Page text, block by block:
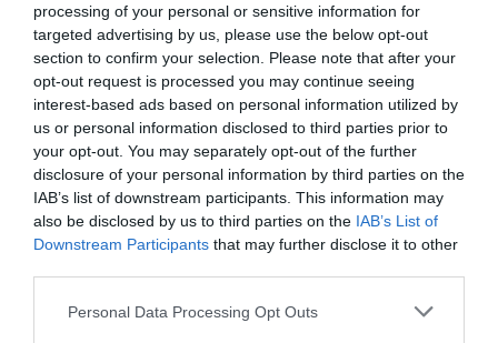
processing of your personal or sensitive information for
targeted advertising by us, please use the below opt-out
section to confirm your selection. Please note that after your
opt-out request is processed you may continue seeing
interest-based ads based on personal information utilized by
us or personal information disclosed to third parties prior to
your opt-out. You may separately opt-out of the further
disclosure of your personal information by third parties on the
IAB’s list of downstream participants. This information may
also be disclosed by us to third parties on the IAB’s List of
Downstream Participants that may further disclose it to other
Personal Data Processing Opt Outs